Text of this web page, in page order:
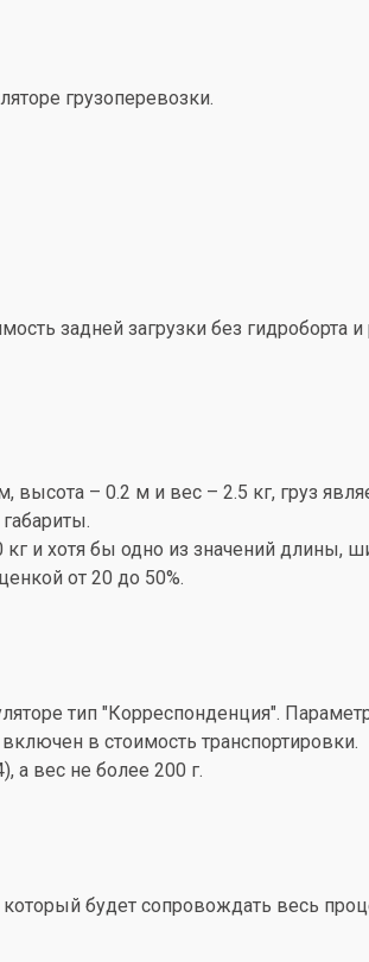
грузоперевозки.
задней загрузки без гидроборта и
– 0.2 м и вес – 2.5 кг, груз
кг и хотя бы одно из значений
от 20 до 50%.
тип "Корреспонденция".
в стоимость транспортировки.
вес не более 200 г.
будет сопровождать весь